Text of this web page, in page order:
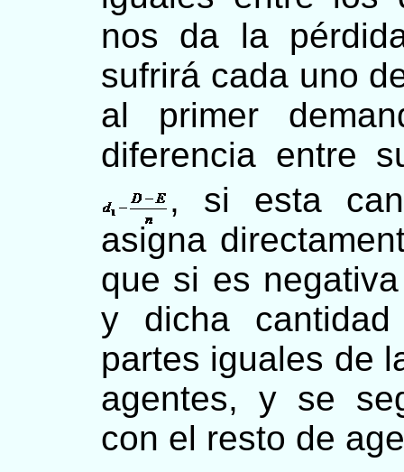
nos da la
sufrirá cada uno
al primer
diferencia entre
, si esta
asigna
que si es
y dicha
partes iguales de
agentes, y se
con el resto de